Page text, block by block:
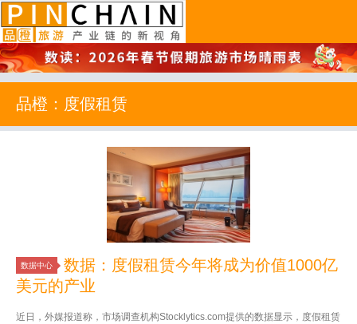
品橙旅游
品橙：度假租赁
数据中心
数据：度假租赁今年将成为价值1000亿
美元的产业
近日，外媒报道称，市场调查机构Stocklytics.com提供的数据显示，度假租赁